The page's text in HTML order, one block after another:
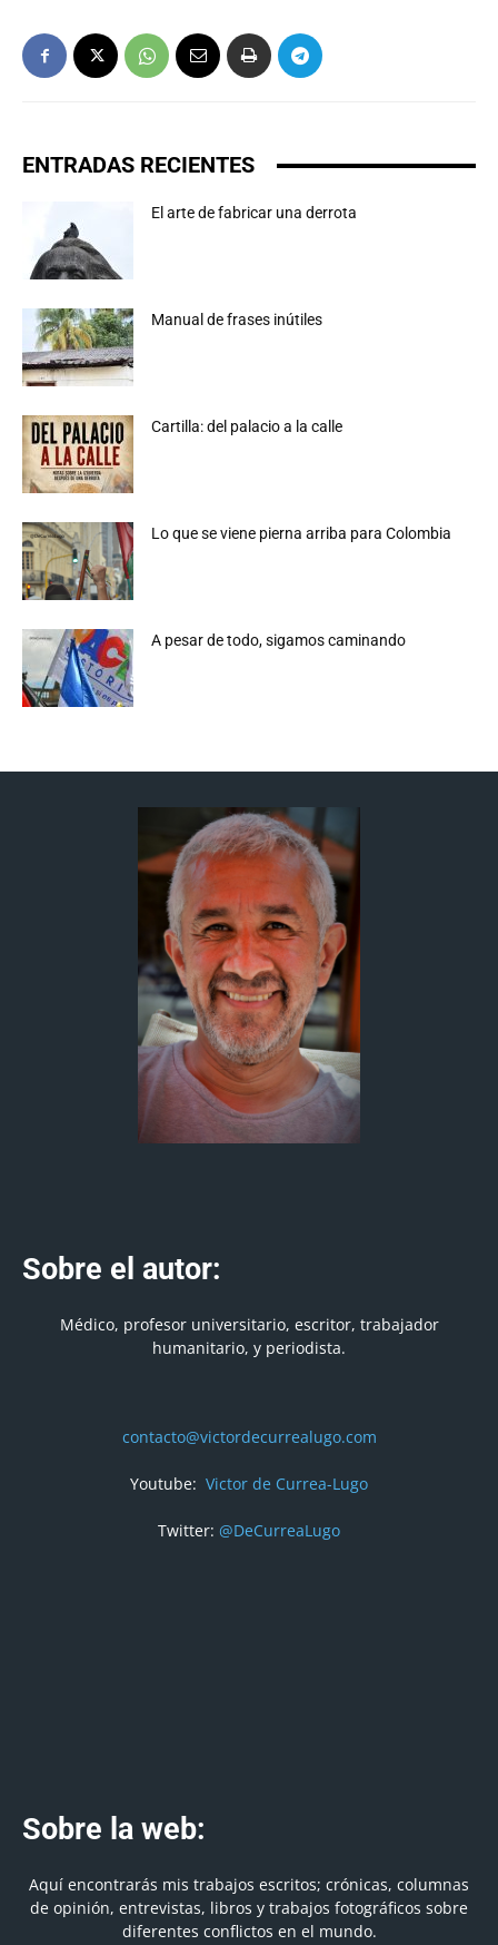
ENTRADAS RECIENTES
El arte de fabricar una derrota
Manual de frases inútiles
Cartilla: del palacio a la calle
Lo que se viene pierna arriba para Colombia
A pesar de todo, sigamos caminando
Sobre el autor:
Médico, profesor universitario, escritor, trabajador
humanitario, y periodista.
contacto@victordecurrealugo.com
Youtube: Victor de Currea-Lugo
Twitter: @DeCurreaLugo
Sobre la web:
Aquí encontrarás mis trabajos escritos; crónicas, columnas
de opinión, entrevistas, libros y trabajos fotográficos sobre
diferentes conflictos en el mundo.